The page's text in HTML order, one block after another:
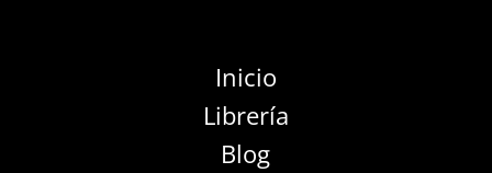
Inicio
Librería
Blog